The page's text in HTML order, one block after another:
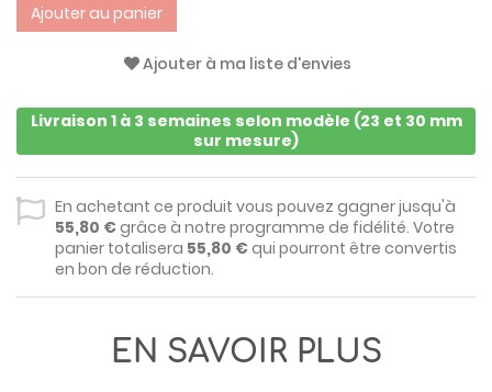
Ajouter au panier
Ajouter à ma liste d'envies
Livraison 1 à 3 semaines selon modèle (23 et 30 mm
sur mesure)
En achetant ce produit vous pouvez gagner jusqu'à
55,80 €grâce à notre programme de fidélité. Votre
panier totalisera 55,80 €qui pourront être convertis
en bon de réduction.
EN SAVOIR PLUS